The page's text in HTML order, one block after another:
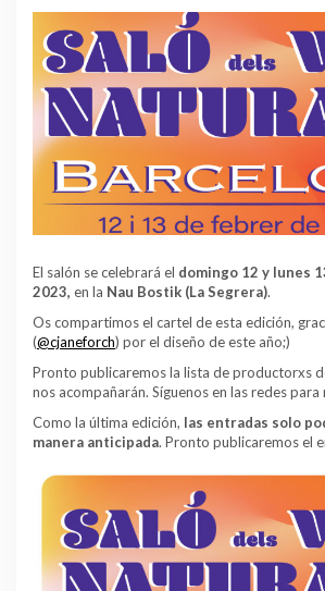
El salón se celebrará el domingo 12 y lunes
2023, en la Nau Bostik (La Segrera).
Os compartimos el cartel de esta edición,
(@cjaneforch) por el diseño de este año;)
Pronto publicaremos la lista de productorxs
nos acompañarán. Síguenos en las redes
Como la última edición, las entradas solo
manera anticipada. Pronto publicaremos el